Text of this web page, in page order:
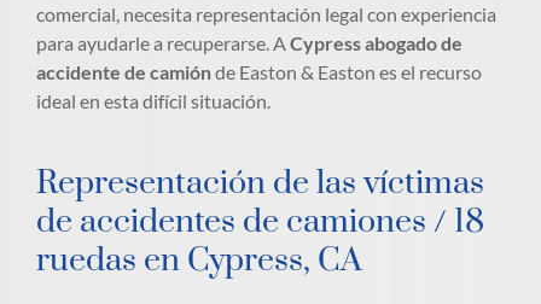
comercial, necesita representación legal con experiencia
para ayudarle a recuperarse. ACypress abogado de
accidente de camiónde Easton & Easton es el recurso
ideal en esta difícil situación.
Representación de las víctimas
de accidentes de camiones / 18
ruedas en Cypress, CA